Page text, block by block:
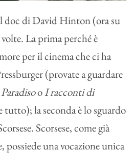
doc di David Hinton (ora su
La prima perché è
per il cinema che ci ha
(provate a guardare
oI racconti di
tutto); la seconda è lo sguardo
Scorsese, come già
una vocazione unica